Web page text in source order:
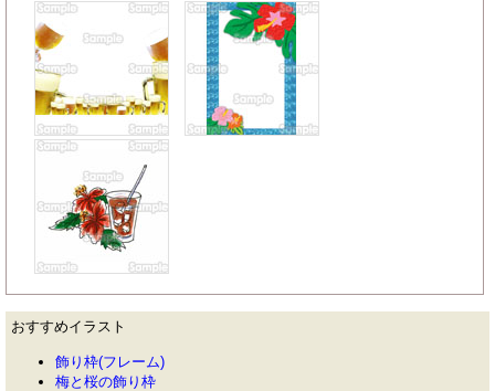
おすすめイラスト
飾り枠(フレーム)
梅と桜の飾り枠